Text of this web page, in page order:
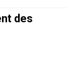
des